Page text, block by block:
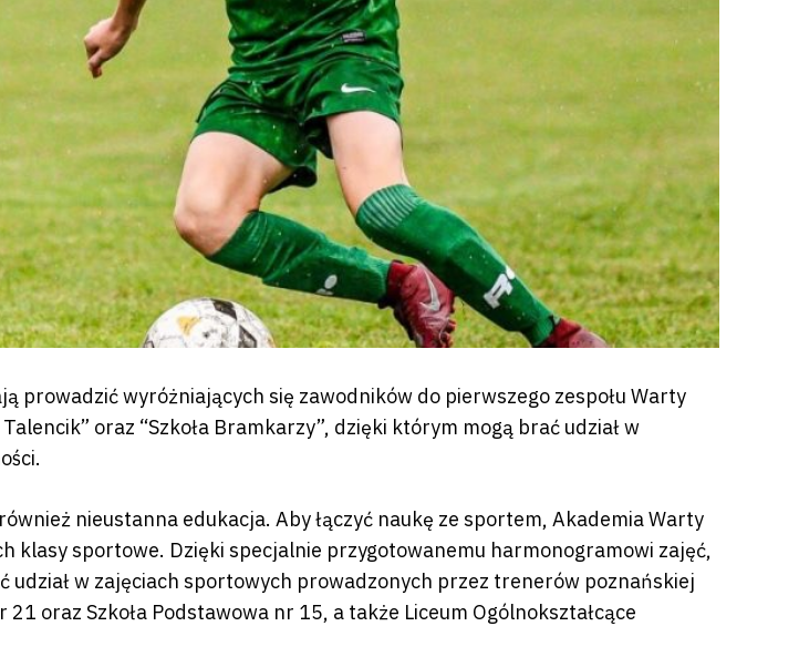
prowadzić wyróżniających się zawodników do pierwszego zespołu Warty
oraz “Szkoła Bramkarzy”, dzięki którym mogą brać udział w
nieustanna edukacja. Aby łączyć naukę ze sportem, Akademia Warty
klasy sportowe. Dzięki specjalnie przygotowanemu harmonogramowi zajęć,
udział w zajęciach sportowych prowadzonych przez trenerów poznańskiej
oraz Szkoła Podstawowa nr 15, a także Liceum Ogólnokształcące